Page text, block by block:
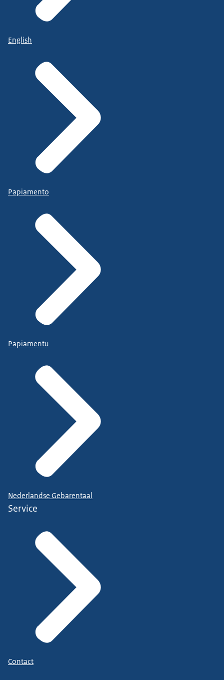
English
Papiamento
Papiamentu
Nederlandse Gebarentaal
Service
Contact